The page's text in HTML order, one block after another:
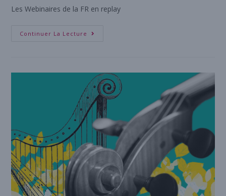
Les Webinaires de la FR en replay
Continuer La Lecture